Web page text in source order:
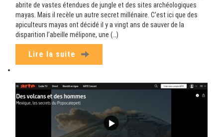
abrite de vastes étendues de jungle et des sites archéologiques
mayas. Mais il recèle un autre secret millénaire. C’est ici que des
apiculteurs mayas ont décidé il y a vingt ans de sauver de la
disparition l’abeille mélipone, une (…)
Lire la suite